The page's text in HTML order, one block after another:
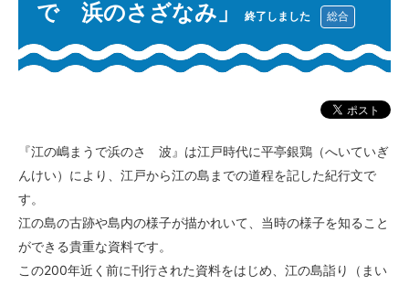
で 浜のさざなみ」
終了しました 総合
『江の嶋まうで浜のさゞ波』は江戸時代に平亭銀鶏（へいていぎ
んけい）により、江戸から江の島までの道程を記した紀行文で
す。
江の島の古跡や島内の様子が描かれいて、当時の様子を知ること
ができる貴重な資料です。
この200年近く前に刊行された資料をはじめ、江の島詣り（まい